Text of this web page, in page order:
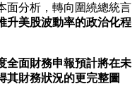
面分析，轉向圍繞總統言
升美股波動率的政治化程
全面財務申報預計將在未
其財務狀況的更完整圖